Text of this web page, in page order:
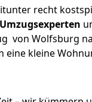
recht
von Wolfsburg
eine kleine